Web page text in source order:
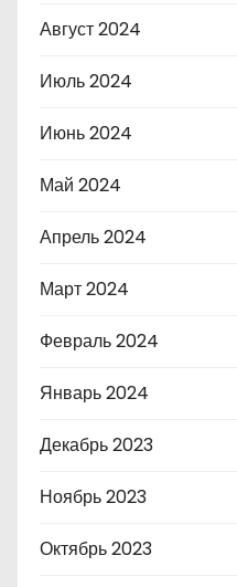
Август 2024
Июль 2024
Июнь 2024
Май 2024
Апрель 2024
Март 2024
Февраль 2024
Январь 2024
Декабрь 2023
Ноябрь 2023
Октябрь 2023